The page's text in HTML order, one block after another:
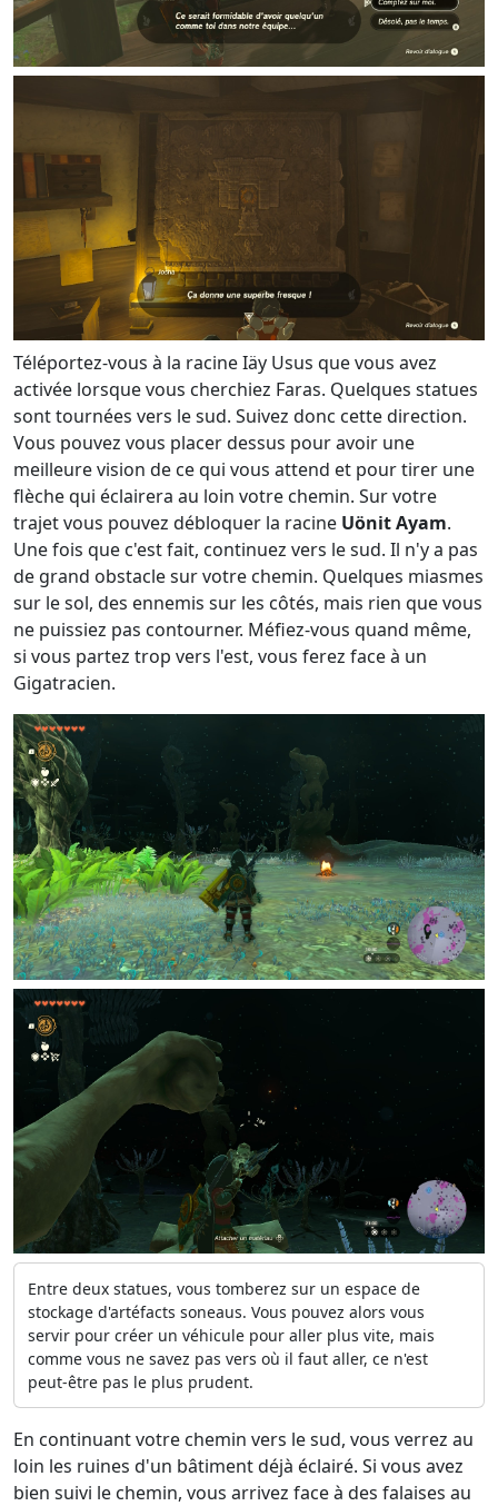
Téléportez-vous à la racine Iäy Usus que vous avez
activée lorsque vous cherchiez Faras. Quelques statues
sont tournées vers le sud. Suivez donc cette direction.
Vous pouvez vous placer dessus pour avoir une
meilleure vision de ce qui vous attend et pour tirer une
flèche qui éclairera au loin votre chemin. Sur votre
trajet vous pouvez débloquer la racine Uönit Ayam.
Une fois que c'est fait, continuez vers le sud. Il n'y a pas
de grand obstacle sur votre chemin. Quelques miasmes
sur le sol, des ennemis sur les côtés, mais rien que vous
ne puissiez pas contourner. Méfiez-vous quand même,
si vous partez trop vers l'est, vous ferez face à un
Gigatracien.
Entre deux statues, vous tomberez sur un espace de
stockage d'artéfacts soneaus. Vous pouvez alors vous
servir pour créer un véhicule pour aller plus vite, mais
comme vous ne savez pas vers où il faut aller, ce n'est
peut-être pas le plus prudent.
En continuant votre chemin vers le sud, vous verrez au
loin les ruines d'un bâtiment déjà éclairé. Si vous avez
bien suivi le chemin, vous arrivez face à des falaises au